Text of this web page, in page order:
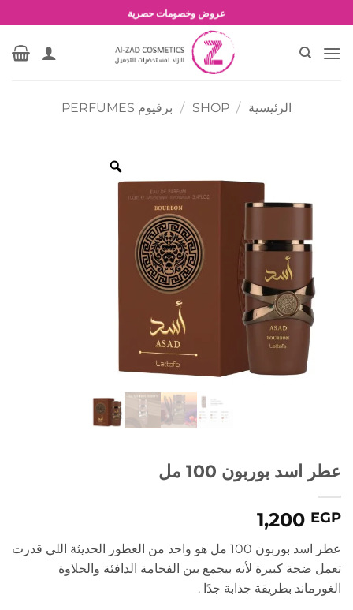
للمحتوى
شحن مجاني للطلبات بقيمة 1500 جنية أو أكثر
عروض وخصومات حصرية
الرئيسية /
SHOP
/ برفيوم PERFUMES
عطر اسد بوربون 100 مل
1,200 EGP
عطر اسد بوربون 100 مل هو واحد من العطور الحديثة اللي قدرت
تعمل ضجة كبيرة لأنه بيجمع بين الفخامة الدافئة والحلاوة
الغورماند بطريقة جذابة جدًا .